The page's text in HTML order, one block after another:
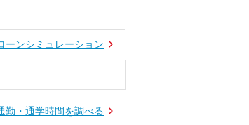
ーンシミュレーション
勤・通学時間を調べる